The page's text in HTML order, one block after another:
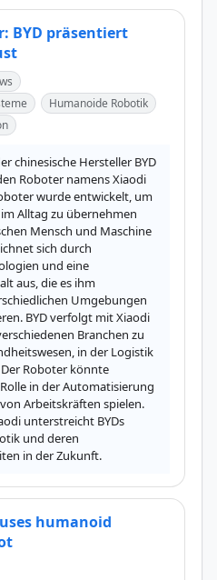
BYD präsentiert
Humanoide Robotik
chinesische Hersteller BYD
Roboter namens Xiaodi
wurde entwickelt, um
Alltag zu übernehmen
Mensch und Maschine
sich durch
und eine
aus, die es ihm
Umgebungen
BYD verfolgt mit Xiaodi
Branchen zu
in der Logistik
Roboter könnte
in der Automatisierung
Arbeitskräften spielen.
unterstreicht BYDs
und deren
in der Zukunft.
humanoid